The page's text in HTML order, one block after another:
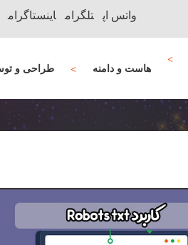
واتس اپ تلگرام اینستاگرام
هاست و دامنه طراحی و